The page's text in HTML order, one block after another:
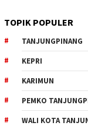
TOPIK POPULER
TANJUNGPINANG
KEPRI
KARIMUN
PEMKO
WALI KOTA